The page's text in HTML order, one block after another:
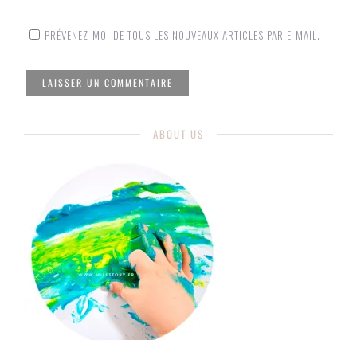
PRÉVENEZ-MOI DE TOUS LES NOUVEAUX ARTICLES PAR E-MAIL.
ABOUT US